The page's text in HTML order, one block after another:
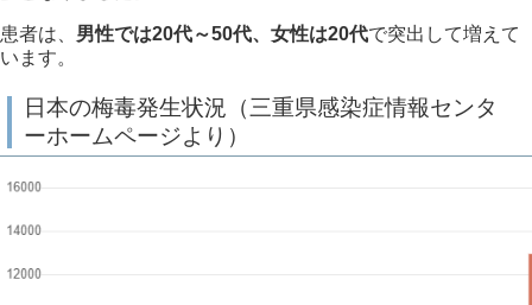
患者は、 男性では20代～50代、女性は20代で突出して増えて
います。
日本の梅毒発生状況（三重県感染症情報センタ
ーホームページより）